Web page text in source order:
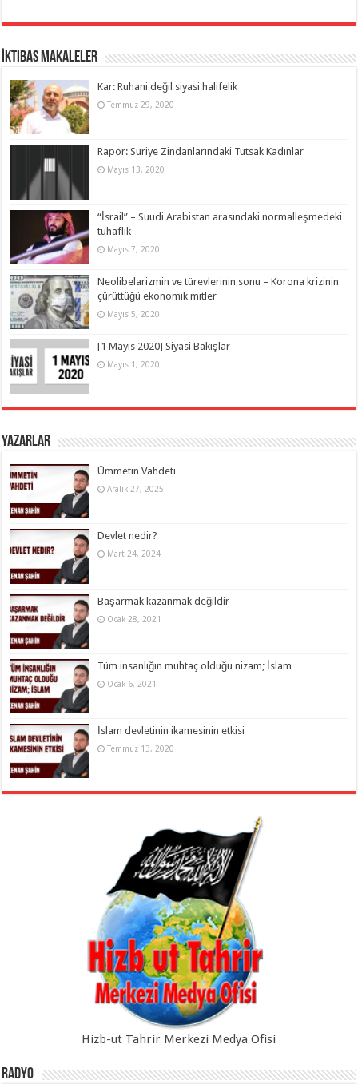
İktibas Makaleler
Kar: Ruhani değil siyasi halifelik
Temmuz 29, 2020
Rapor: Suriye Zindanlarındaki Tutsak Kadınlar
Mayıs 13, 2020
“İsrail” – Suudi Arabistan arasındaki normalleşmedeki
tuhaflık
Mayıs 7, 2020
Neolibelarizmin ve türevlerinin sonu – Korona krizinin
çürüttüğü ekonomik mitler
Mayıs 5, 2020
[1 Mayıs 2020] Siyasi Bakışlar
Mayıs 1, 2020
Yazarlar
Ümmetin Vahdeti
Aralık 27, 2025
Devlet nedir?
Mart 24, 2024
Başarmak kazanmak değildir
Ocak 28, 2021
Tüm insanlığın muhtaç olduğu nizam; İslam
Ocak 6, 2021
İslam devletinin ikamesinin etkisi
Temmuz 13, 2020
Hizb-ut Tahrir Merkezi Medya Ofisi
Radyo